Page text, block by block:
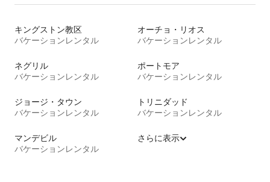
キングストン教区
バケーションレンタル
オーチョ・リオス
バケーションレンタル
ネグリル
バケーションレンタル
ポートモア
バケーションレンタル
ジョージ・タウン
バケーションレンタル
トリニダッド
バケーションレンタル
マンデビル
バケーションレンタル
さらに表示